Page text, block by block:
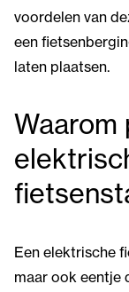
voordelen van
een
laten plaatsen.
Waarom
Een elektrische
maar ook eentje